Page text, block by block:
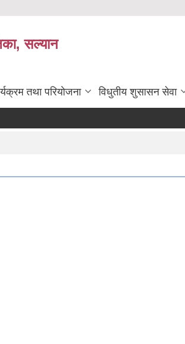
सल्यान
तथा परियोजना विधुतीय शुसासन सेवा